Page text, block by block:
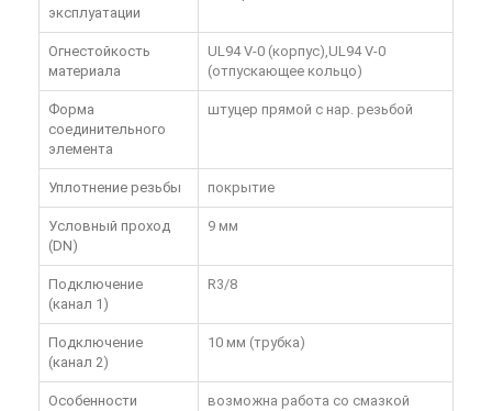
эксплуатации
Огнестойкость
материала
UL94 V-0 (корпус),UL94 V-0
(отпускающее кольцо)
Форма
соединительного
элемента
штуцер прямой с нар. резьбой
Уплотнение резьбы покрытие
Условный проход
(DN)
9 мм
Подключение
(канал 1)
R3/8
Подключение
(канал 2)
10 мм (трубка)
Особенности
возможна работа со смазкой